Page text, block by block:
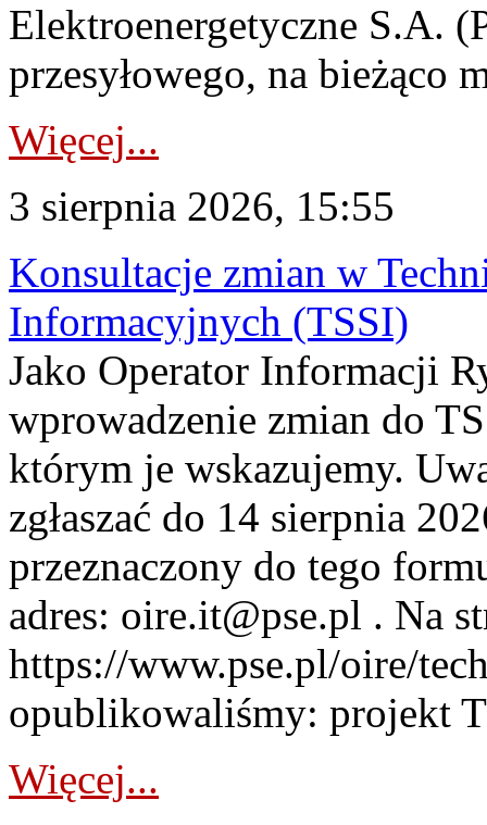
Elektroenergetyczne S.A.
przesyłowego, na bieżąco
Więcej...
3 sierpnia 2026, 15:55
Konsultacje zmian w
Informacyjnych (TSSI)
Jako Operator Informacji
wprowadzenie zmian do
którym je wskazujemy.
zgłaszać do 14 sierpnia
przeznaczony do tego
adres: oire.it@pse.pl . Na
https://www.pse.pl/oire/
opublikowaliśmy: projekt
Więcej...